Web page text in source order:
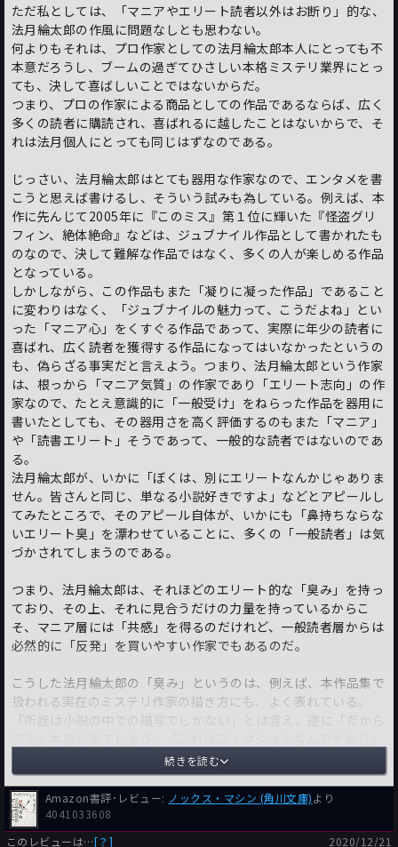
ただ私としては、「マニアやエリート読者以外はお断り」的な、
法月綸太郎の作風に問題なしとも思わない。
何よりもそれは、プロ作家としての法月綸太郎本人にとっても不
本意だろうし、ブームの過ぎてひさしい本格ミステリ業界にとっ
ても、決して喜ばしいことではないからだ。
つまり、プロの作家による商品としての作品であるならば、広く
多くの読者に購読され、喜ばれるに越したことはないからで、そ
れは法月個人にとっても同じはずなのである。
じっさい、法月綸太郎はとても器用な作家なので、エンタメを書
こうと思えば書けるし、そういう試みも為している。例えば、本
作に先んじて2005年に『このミス』第１位に輝いた『怪盗グリ
フィン、絶体絶命』などは、ジュブナイル作品として書かれたも
のなので、決して難解な作品ではなく、多くの人が楽しめる作品
となっている。
しかしながら、この作品もまた「凝りに凝った作品」であること
に変わりはなく、「ジュブナイルの魅力って、こうだよね」とい
った「マニア心」をくすぐる作品であって、実際に年少の読者に
喜ばれ、広く読者を獲得する作品になってはいなかったというの
も、偽らざる事実だと言えよう。つまり、法月綸太郎という作家
は、根っから「マニア気質」の作家であり「エリート志向」の作
家なので、たとえ意識的に「一般受け」をねらった作品を器用に
書いたとしても、その器用さを高く評価するのもまた「マニア」
や「読書エリート」そうであって、一般的な読者ではないのであ
る。
法月綸太郎が、いかに「ぼくは、別にエリートなんかじゃありま
せん。皆さんと同じ、単なる小説好きですよ」などとアピールし
てみたところで、そのアピール自体が、いかにも「鼻持ちならな
いエリート臭」を漂わせていることに、多くの「一般読者」は気
づかされてしまうのである。
つまり、法月綸太郎は、それほどのエリート的な「臭み」を持っ
ており、その上、それに見合うだけの力量を持っているからこ
そ、マニア層には「共感」を得るのだけれど、一般読者層からは
必然的に「反発」を買いやすい作家でもあるのだ。
こうした法月綸太郎の「臭み」というのは、例えば、本作品集で
扱われる実在のミステリ作家の描き方にも、よく表れている。
「所詮は小説の中での描写でしかない」とは言え、逆に「だから
という「アリバイ」があるからこそ、その本音が漏れてしまうの
だ。
具体的に言えば、マニアすら含む多くの人の指摘する、本作品収
録短編「引き立て役倶楽部の陰謀」での「ヴァン・ダイン」の扱
続きを読む
Amazon書評･レビュー: ノックス・マシン (角川文庫)より
4041033608
このレビューは…[？] 2020/12/21